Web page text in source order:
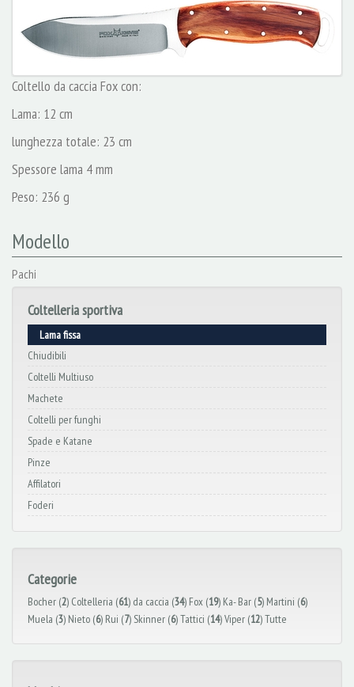
Coltello da caccia Fox con:
Lama: 12 cm
lunghezza totale: 23 cm
Spessore lama 4 mm
Peso: 236 g
Modello
Pachi
Coltelleria sportiva
Lama fissa
Chiudibili
Coltelli Multiuso
Machete
Coltelli per funghi
Spade e Katane
Pinze
Affilatori
Foderi
Categorie
Bocher (2) Coltelleria (61) da caccia (34) Fox (19) Ka- Bar (5) Martini (6)
Muela (3) Nieto (6) Rui (7) Skinner (6)Tattici (14)Viper (12)Tutte